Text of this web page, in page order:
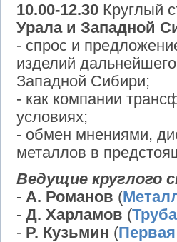
10.00-12.30 Круглый
Урала и Западной
- спрос и
изделий
Западной Сибири;
- как компании
условиях;
- обмен мнениями,
металлов в
Ведущие круглого
- А. Романов (
- Д. Харламов (
- Р. Кузьмин (